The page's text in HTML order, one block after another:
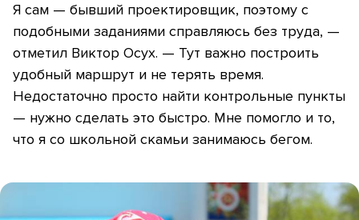
Я сам — бывший проектировщик, поэтому с
подобными заданиями справляюсь без труда, —
отметил Виктор Осух. — Тут важно построить
удобный маршрут и не терять время.
Недостаточно просто найти контрольные пункты
— нужно сделать это быстро. Мне помогло и то,
что я со школьной скамьи занимаюсь бегом.